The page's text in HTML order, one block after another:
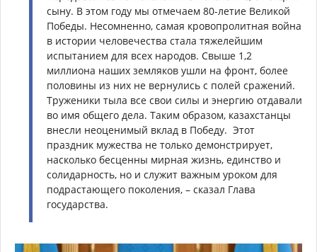
сыну. В этом году мы отмечаем 80-летие Великой
Победы. Несомненно, самая кровопролитная война
в истории человечества стала тяжелейшим
испытанием для всех народов. Свыше 1,2
миллиона наших земляков ушли на фронт, более
половины из них не вернулись с полей сражений.
Труженики тыла все свои силы и энергию отдавали
во имя общего дела. Таким образом, казахстанцы
внесли неоценимый вклад в Победу. Этот
праздник мужества не только демонстрирует,
насколько бесценны мирная жизнь, единство и
солидарность, но и служит важным уроком для
подрастающего поколения, – сказал Глава
государства.